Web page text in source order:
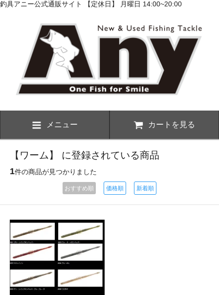
釣具アニー公式通販サイト 【定休日】 月曜日 14:00~20:00
メニュー カートを見る
【ワーム】 に登録されている商品
1件の商品が見つかりました
おすすめ順 価格順 新着順